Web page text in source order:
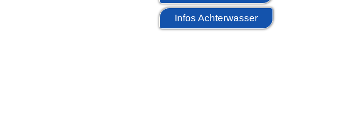
Infos Achterwasser